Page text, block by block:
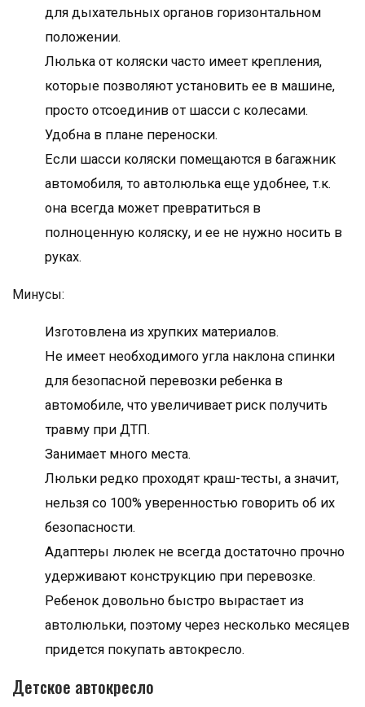
для дыхательных органов горизонтальном
положении.
Люлька от коляски часто имеет крепления,
которые позволяют установить ее в машине,
просто отсоединив от шасси с колесами.
Удобна в плане переноски.
Если шасси коляски помещаются в багажник
автомобиля, то автолюлька еще удобнее, т.к.
она всегда может превратиться в
полноценную коляску, и ее не нужно носить в
руках.
Минусы:
Изготовлена из хрупких материалов.
Не имеет необходимого угла наклона спинки
для безопасной перевозки ребенка в
автомобиле, что увеличивает риск получить
травму при ДТП.
Занимает много места.
Люльки редко проходят краш-тесты, а значит,
нельзя со 100% уверенностью говорить об их
безопасности.
Адаптеры люлек не всегда достаточно прочно
удерживают конструкцию при перевозке.
Ребенок довольно быстро вырастает из
автолюльки, поэтому через несколько месяцев
придется покупать автокресло.
Детское автокресло